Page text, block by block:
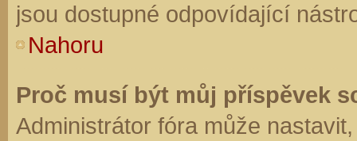
jsou dostupné odpovídající
Nahoru
Proč musí být můj příspěvek
Administrátor fóra může